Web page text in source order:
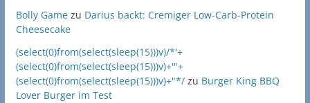
Bolly Gamezu Darius backt: Cremiger Low-Carb-Protein
Cheesecake
(select(0)from(select(sleep(15)))v)/*'+
(select(0)from(select(sleep(15)))v)+'"+
(select(0)from(select(sleep(15)))v)+"*/zu Burger King BBQ
Lover Burger im Test